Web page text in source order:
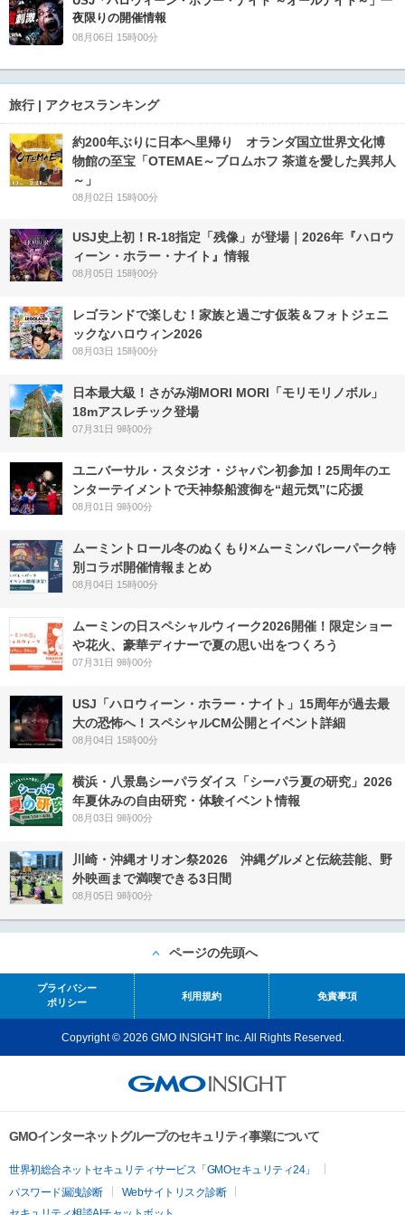
夜限りの開催情報
08月06日 15時00分
旅行 | アクセスランキング
約200年ぶりに日本へ里帰り オランダ国立世界文化博
物館の至宝「OTEMAE～ブロムホフ 茶道を愛した異邦人
～」
08月02日 15時00分
USJ史上初！R-18指定「残像」が登場｜2026年『ハロウ
ィーン・ホラー・ナイト』情報
08月05日 15時00分
レゴランドで楽しむ！家族と過ごす仮装＆フォトジェニ
ックなハロウィン2026
08月03日 15時00分
日本最大級！さがみ湖MORI MORI「モリモリノボル」
18mアスレチック登場
07月31日 9時00分
ユニバーサル・スタジオ・ジャパン初参加！25周年のエ
ンターテイメントで天神祭船渡御を“超元気”に応援
08月01日 9時00分
ムーミントロール冬のぬくもり×ムーミンバレーパーク特
別コラボ開催情報まとめ
08月04日 15時00分
ムーミンの日スペシャルウィーク2026開催！限定ショー
や花火、豪華ディナーで夏の思い出をつくろう
07月31日 9時00分
USJ「ハロウィーン・ホラー・ナイト」15周年が過去最
大の恐怖へ！スペシャルCM公開とイベント詳細
08月04日 15時00分
横浜・八景島シーパラダイス「シーパラ夏の研究」2026
年夏休みの自由研究・体験イベント情報
08月03日 9時00分
川崎・沖縄オリオン祭2026 沖縄グルメと伝統芸能、野
外映画まで満喫できる3日間
08月05日 9時00分
ページの先頭へ
プライバシー
ポリシー
利用規約 免責事項
Copyright © 2026 GMO INSIGHT Inc. All Rights Reserved.
GMOインターネットグループのセキュリティ事業について
世界初総合ネットセキュリティサービス「GMOセキュリティ24」
パスワード漏洩診断
Webサイトリスク診断